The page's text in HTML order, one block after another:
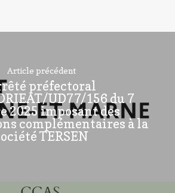
Article précédent
préfectoral
UD77/156 du 7
2025 imposant des
complémentaires à la
TERSEN